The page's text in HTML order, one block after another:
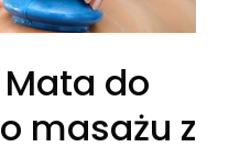
Mata do
masażu z